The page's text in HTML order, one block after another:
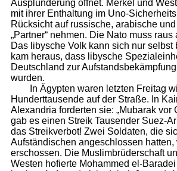
Ausplünderung öffnet. Merkel und
mit ihrer Enthaltung im Uno-
Rücksicht auf russische, arabische
„Partner“ nehmen. Die Nato muss raus
Das libysche Volk kann sich nur selbst
kam heraus, dass libysche
Deutschland zur
wurden.
In Ägypten waren letzten Freitag
Hunderttausende auf der Straße. In
Alexandria forderten sie: „Mubarak vor
gab es einen Streik Tausender Suez-
das Streikverbot! Zwei Soldaten, die
Aufständischen angeschlossen hatten,
erschossen. Die Muslimbrüderschaft
Westen hofierte Mohammed el-